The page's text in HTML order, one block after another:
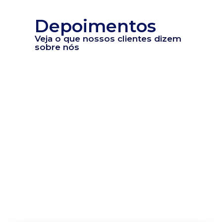
Depoimentos
Veja o que nossos clientes dizem
sobre nós